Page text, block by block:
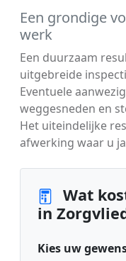
Een grondige
werk
Een duurzaam
uitgebreide
Eventuele
weggesneden en
Het uiteindelijke
afwerking waar u
Wat
in
Kies uw